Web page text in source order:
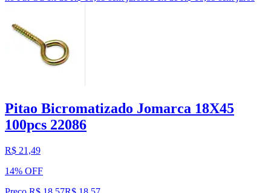
Pitao Bicromatizado Jomarca 18X45
100pcs 22086
R$ 21,49
14% OFF